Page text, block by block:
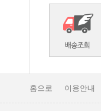
홈으로 이용안내